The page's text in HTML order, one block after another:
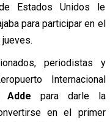
Estados Unidos le
para participar en el
periodistas y
Internacional
Adde para darle la
en el primer